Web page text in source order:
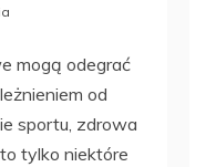
mogą odegrać
od
sportu, zdrowa
tylko niektóre